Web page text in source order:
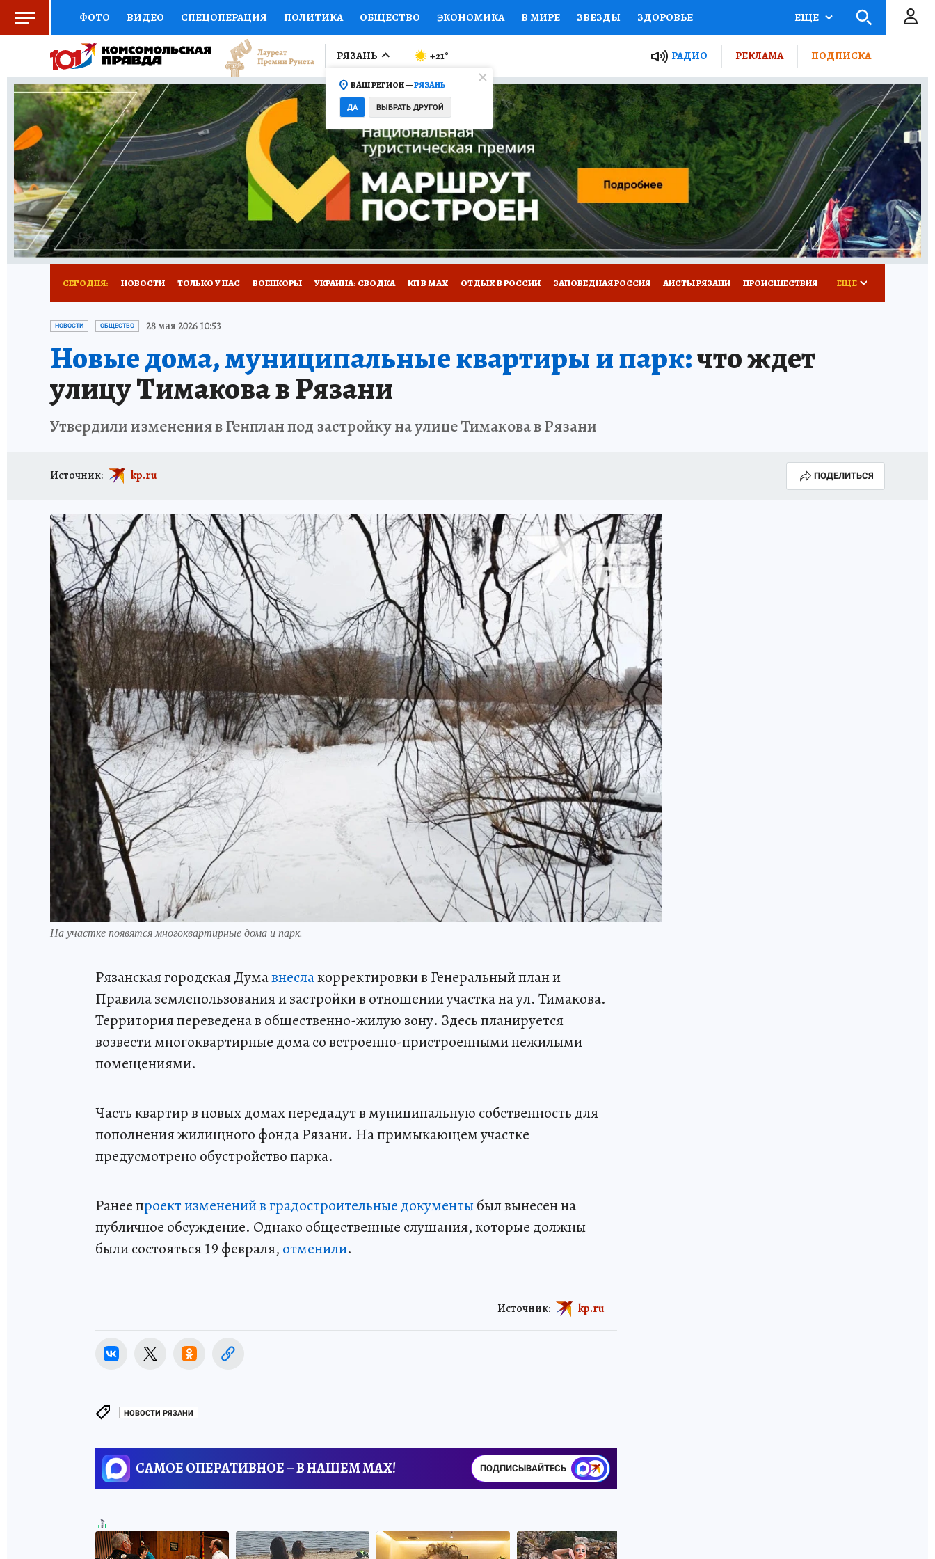
ФОТО ВИДЕО СПЕЦОПЕРАЦИЯ ПОЛИТИКА ОБЩЕСТВО ЭКОНОМИКА В МИРЕ ЗВЕЗДЫ ЗДОРОВЬЕ
СОЦПОДДЕРЖКА НАУКА СПОРТ КОЛУМНИСТЫ ПРОИСШЕСТВИЯ НАЦИОНАЛЬНЫЕ ПРОЕКТЫ РОССИИ
ВЫБОР ЭКСПЕРТОВ ДОКТОР ФИНАНСЫ ОТКРЫВАЕМ МИР Я ЗНАЮ СЕМЬЯ ЖЕНСКИЕ СЕКРЕТЫ ПУТЕВОДИТЕЛЬ
КНИЖНАЯ ПОЛКА ПРОГНОЗЫ НА СПОРТ ПРОМОКОДЫ СЕРИАЛЫ СПЕЦПРОЕКТЫ ДЕФИЦИТ ЖЕЛЕЗА ТУРИЗМ
ПРЕСС-ЦЕНТР НЕДВИЖИМОСТЬ ТЕЛЕВИЗОР КОЛЛЕКЦИИ КОНКУРСЫ РАБОТА У НАС ГИД ПОТРЕБИТЕЛЯ ВСЕ О КП
РАДИО КП РЕКЛАМА ТЕСТЫ НОВОЕ НА САЙТЕ
ЕЩЕ
РЯЗАНЬ
ВАШ РЕГИОН —РЯЗАНЬ
ДА ВЫБРАТЬ ДРУГОЙ
+21° РАДИО РЕКЛАМА ПОДПИСКА
СЕГОДНЯ: НОВОСТИ ТОЛЬКО У НАС ВОЕНКОРЫ УКРАИНА: СВОДКА КП В МАХ ОТДЫХ В РОССИИ ЗАПОВЕДНАЯ РОССИЯ АИСТЫ РЯЗАНИ ПРОИСШЕСТВИЯ
АФИША ИСПЫТАНО НА СЕБЕ
ЕЩЕ
НОВОСТИ ОБЩЕСТВО 28 мая 2026 10:53
Новые дома, муниципальные квартиры и парк:что ждет
улицу Тимакова в Рязани
Утвердили изменения в Генплан под застройку на улице Тимакова в Рязани
Источник: kp.ru ПОДЕЛИТЬСЯ
На участке появятся многоквартирные дома и парк.
Рязанская городская Думавнеслакорректировки в Генеральный план и
Правила землепользования и застройки в отношении участка на ул. Тимакова.
Территория переведена в общественно-жилую зону. Здесь планируется
возвести многоквартирные дома со встроенно-пристроенными нежилыми
помещениями.
Часть квартир в новых домах передадут в муниципальную собственность для
пополнения жилищного фонда Рязани. На примыкающем участке
предусмотрено обустройство парка.
Ранее проект изменений в градостроительные документыбыл вынесен на
публичное обсуждение. Однако общественные слушания, которые должны
были состояться 19 февраля, отменили.
Источник: kp.ru
НОВОСТИ РЯЗАНИ
САМОЕ ОПЕРАТИВНОЕ – В НАШЕМ MAX! ПОДПИСЫВАЙТЕСЬ